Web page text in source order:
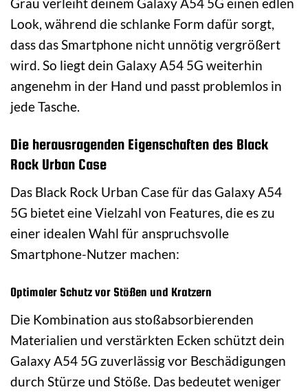
Look, während die schlanke Form dafür sorgt,
dass das Smartphone nicht unnötig vergrößert
wird. So liegt dein Galaxy A54 5G weiterhin
angenehm in der Hand und passt problemlos in
jede Tasche.
Die herausragenden Eigenschaften des Black
Rock Urban Case
Das Black Rock Urban Case für das Galaxy A54
5G bietet eine Vielzahl von Features, die es zu
einer idealen Wahl für anspruchsvolle
Smartphone-Nutzer machen:
Optimaler Schutz vor Stößen und Kratzern
Die Kombination aus stoßabsorbierenden
Materialien und verstärkten Ecken schützt dein
Galaxy A54 5G zuverlässig vor Beschädigungen
durch Stürze und Stöße. Das bedeutet weniger